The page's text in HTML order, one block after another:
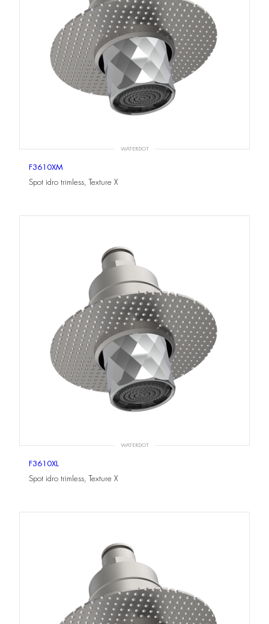
WATERDOT
F3610XM
Spot idro trimless, Texture X
WATERDOT
F3610XL
Spot idro trimless, Texture X